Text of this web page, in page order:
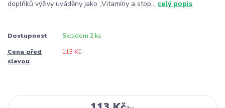
doplňků výživy uváděny jako „Vitamíny a stop... celý popis
Dostupnost Skladem 2 ks
Cena před
slevou
113 Kč